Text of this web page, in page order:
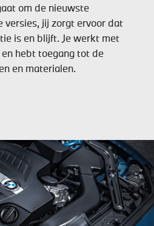
om de nieuwste
versies, jij zorgt ervoor dat
is en blijft. Je werkt met
hebt toegang tot de
en materialen.